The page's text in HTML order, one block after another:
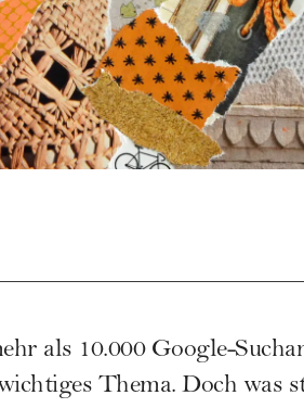
als 10.000 Google-
Thema. Doch was